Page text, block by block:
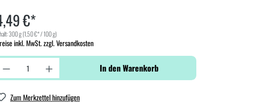
€*
300 g(1,50 €* / 100 g)
inkl. MwSt. zzgl. Versandkosten
In den Warenkorb
Zum Merkzettel hinzufügen